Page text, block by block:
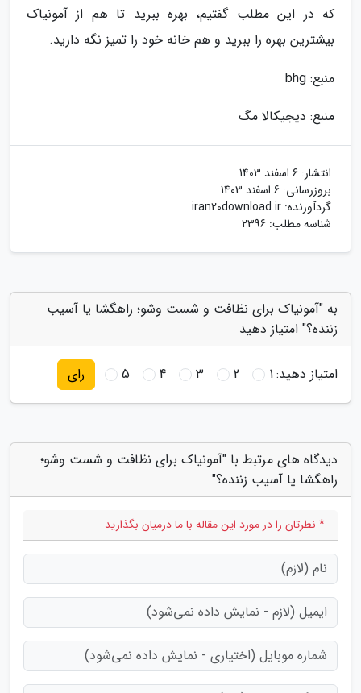
که در این مطلب گفتیم، بهره ببرید تا هم از آمونیاک
بیشترین بهره را ببرید و هم خانه خود را تمیز نگه دارید.
منبع: bhg
منبع: دیجیکالا مگ
انتشار: 6 اسفند 1403
بروزرسانی: 6 اسفند 1403
گردآورنده: iran20download.ir
شناسه مطلب: 2396
به "آمونیاک برای نظافت و شست وشو؛ راهگشا یا آسیب
زننده؟" امتیاز دهید
امتیاز دهید:1
2
3
4
5 رای
دیدگاه های مرتبط با "آمونیاک برای نظافت و شست وشو؛
راهگشا یا آسیب زننده؟"
* نظرتان را در مورد این مقاله با ما درمیان بگذارید